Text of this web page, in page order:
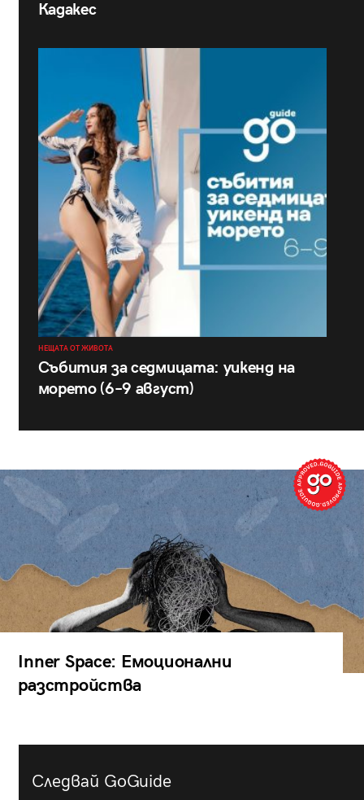
Кадакес
НЕЩАТА ОТ ЖИВОТА
Събития за седмицата: уикенд на
морето (6–9 август)
Inner Space: Емоционални
разстройства
Следвай GoGuide